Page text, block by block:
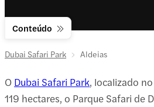
Conteúdo
Dubai Safari Park Aldeias
O Dubai Safari Park, localizado
119 hectares, o Parque Safari de